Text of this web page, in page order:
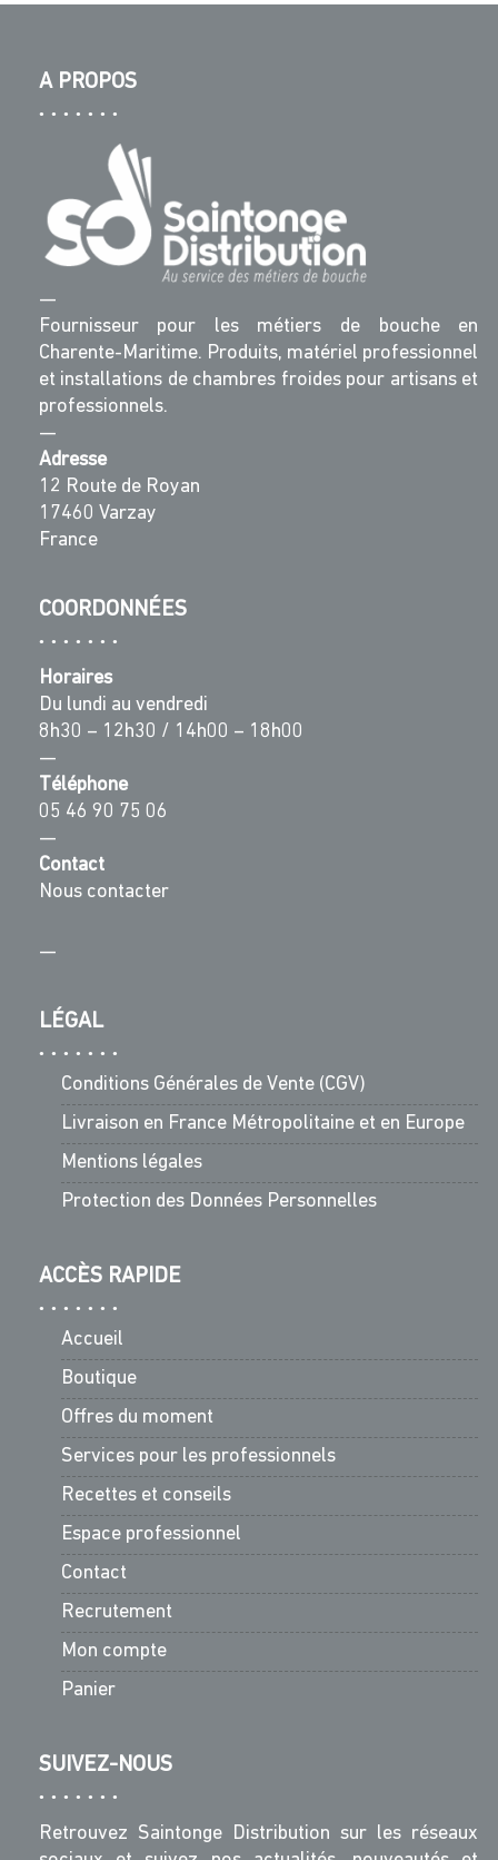
A PROPOS
—
Fournisseur pour les métiers de bouche en
Charente-Maritime. Produits, matériel professionnel
et installations de chambres froides pour artisans et
professionnels.
—
Adresse
12 Route de Royan
17460 Varzay
France
COORDONNÉES
Horaires
Du lundi au vendredi
8h30 – 12h30 / 14h00 – 18h00
—
Téléphone
05 46 90 75 06
—
Contact
Nous contacter
—
LÉGAL
Conditions Générales de Vente (CGV)
Livraison en France Métropolitaine et en Europe
Mentions légales
Protection des Données Personnelles
ACCÈS RAPIDE
Accueil
Boutique
Offres du moment
Services pour les professionnels
Recettes et conseils
Espace professionnel
Contact
Recrutement
Mon compte
Panier
SUIVEZ-NOUS
Retrouvez Saintonge Distribution sur les réseaux